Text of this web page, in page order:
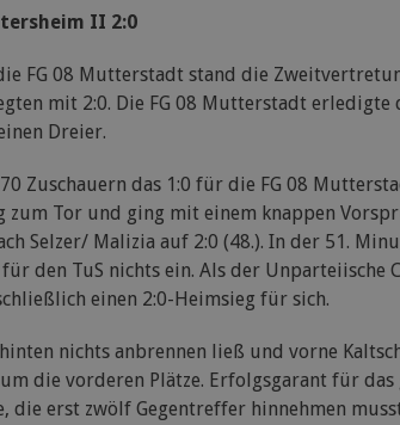
II 2:0
FG 08 Mutterstadt stand die
mit 2:0. Die FG 08 Mutterstadt
Dreier.
Zuschauern das 1:0 für die FG 08
zum Tor und ging mit einem knappen
Selzer/ Malizia auf 2:0 (48.). In der 51.
den TuS nichts ein. Als der
einen 2:0-Heimsieg für sich.
nichts anbrennen ließ und vorne
die vorderen Plätze. Erfolgsgarant für
die erst zwölf Gegentreffer hinnehmen